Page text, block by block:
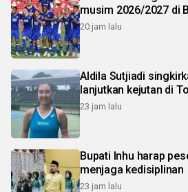
musim 2026/2027 di
20 jam lalu
Aldila Sutjiadi
lanjutkan kejutan di
23 jam lalu
Bupati Inhu harap
menjaga kedisiplinan
23 jam lalu